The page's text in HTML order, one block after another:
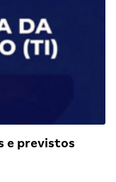
e previstos